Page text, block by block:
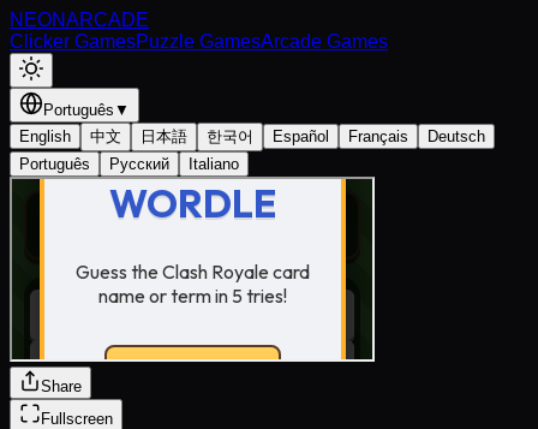
NEONARCADE
Clicker GamesPuzzle GamesArcade Games
Português ▼
English
中文 日本語 한국어 Español Français
Deutsch
Português
Русский Italiano
Share
Fullscreen